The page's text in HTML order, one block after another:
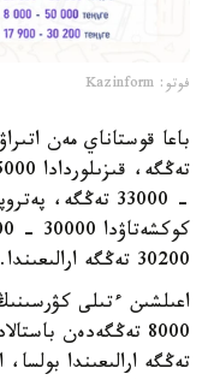
فوتو: Kazinform
30200 تەڭگە ارالىعىندا.
اعىلشىن ءتىلى